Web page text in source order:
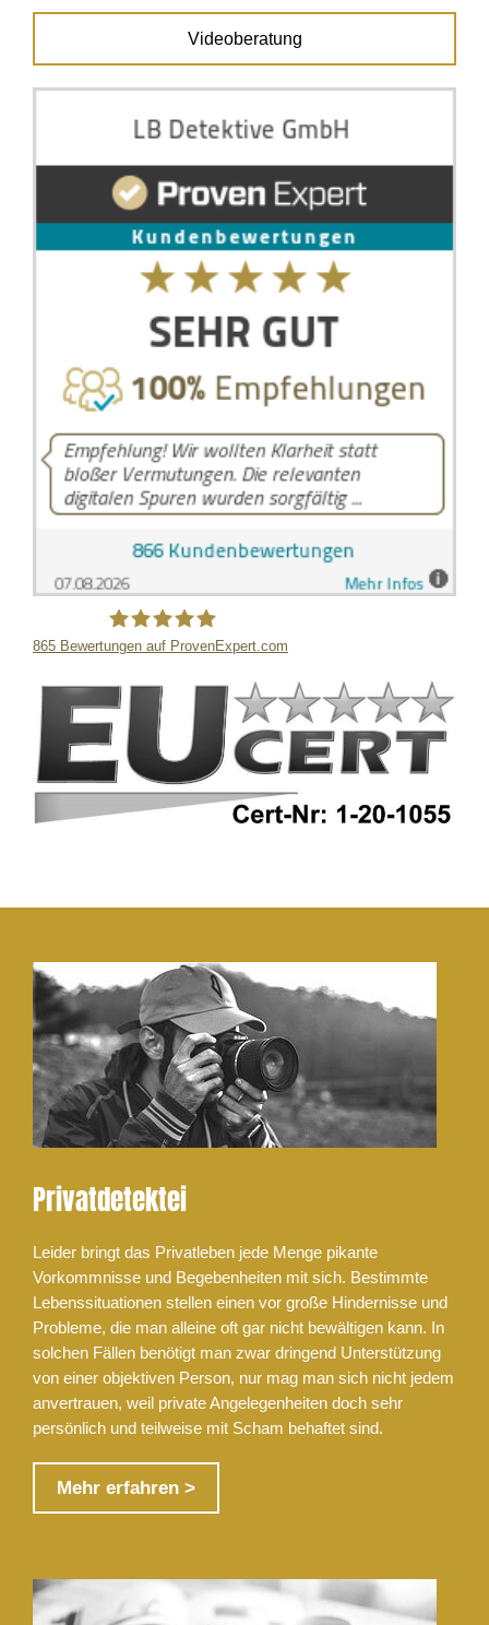
Videoberatung
LB Detektive GmbH
865 Bewertungen auf ProvenExpert.com
Privatdetektei
Leider bringt das Privatleben jede Menge pikante
Vorkommnisse und Begebenheiten mit sich. Bestimmte
Lebenssituationen stellen einen vor große Hindernisse und
Probleme, die man alleine oft gar nicht bewältigen kann. In
solchen Fällen benötigt man zwar dringend Unterstützung
von einer objektiven Person, nur mag man sich nicht jedem
anvertrauen, weil private Angelegenheiten doch sehr
persönlich und teilweise mit Scham behaftet sind.
Mehr erfahren >